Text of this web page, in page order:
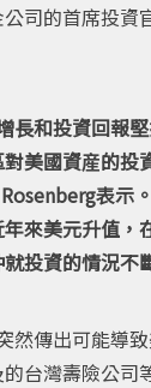
司的首席投資
長和投資回報
對美國資産的投
表示
來美元升值，
投資的情況不
傳出可能導
台灣壽險公司